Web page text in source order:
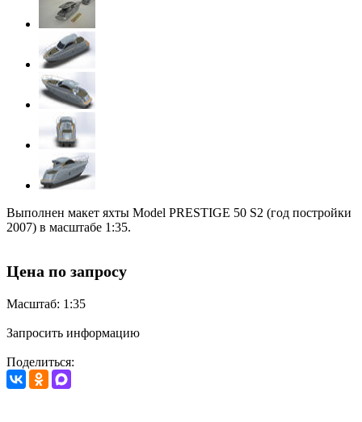
Выполнен макет яхты Model PRESTIGE 50 S2 (год постройки
2007) в масштабе 1:35.
Цена по запросу
Масштаб: 1:35
Запросить информацию
Поделиться: